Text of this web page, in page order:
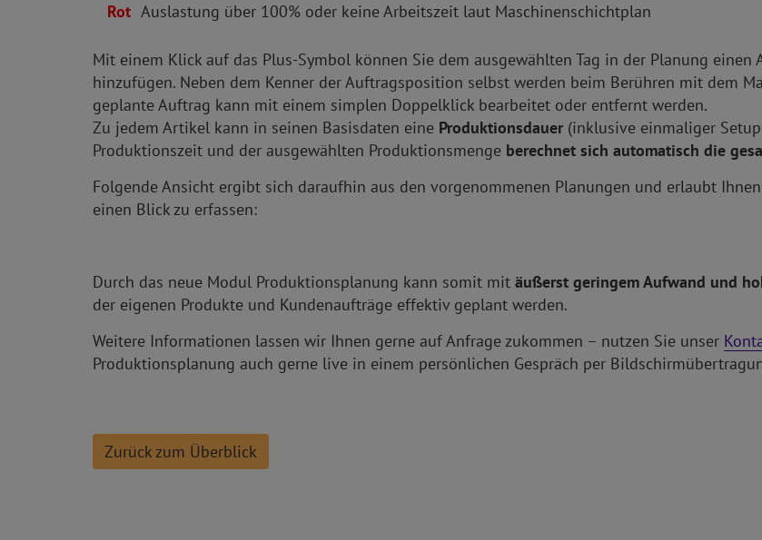
Rot Auslastung über 100% oder keine Arbeitszeit laut Maschinenschichtplan
Mit einem Klick auf das Plus-Symbol können Sie dem ausgewählten Tag in der Planung
hinzufügen. Neben dem Kenner der Auftragsposition selbst werden beim Berühren mit dem
geplante Auftrag kann mit einem simplen Doppelklick bearbeitet oder entfernt werden.
Zu jedem Artikel kann in seinen Basisdaten eine Produktionsdauer (inklusive einmaliger
Produktionszeit und der ausgewählten Produktionsmenge berechnet sich automatisch die
Folgende Ansicht ergibt sich daraufhin aus den vorgenommenen Planungen und erlaubt
einen Blick zu erfassen:
Durch das neue Modul Produktionsplanung kann somit mit äußerst geringem Aufwand und
der eigenen Produkte und Kundenaufträge effektiv geplant werden.
Weitere Informationen lassen wir Ihnen gerne auf Anfrage zukommen – nutzen Sie unser
Produktionsplanung auch gerne live in einem persönlichen Gespräch per
Zurück zum Überblick